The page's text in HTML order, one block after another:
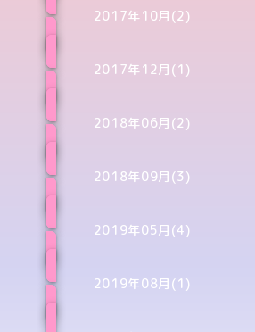
2017年10月(2)
2017年12月(1)
2018年06月(2)
2018年09月(3)
2019年05月(4)
2019年08月(1)